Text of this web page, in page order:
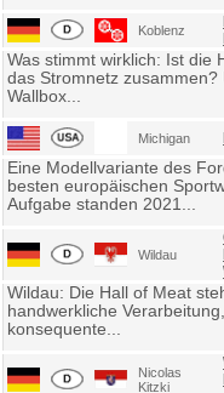
Koblenz
Was stimmt wirklich: Ist die
das Stromnetz
Wallbox...
Michigan
Eine Modellvariante des
besten europäischen
Aufgabe standen 2021...
Wildau
Wildau: Die Hall of Meat
handwerkliche
konsequente...
Nicolas
Kitzki